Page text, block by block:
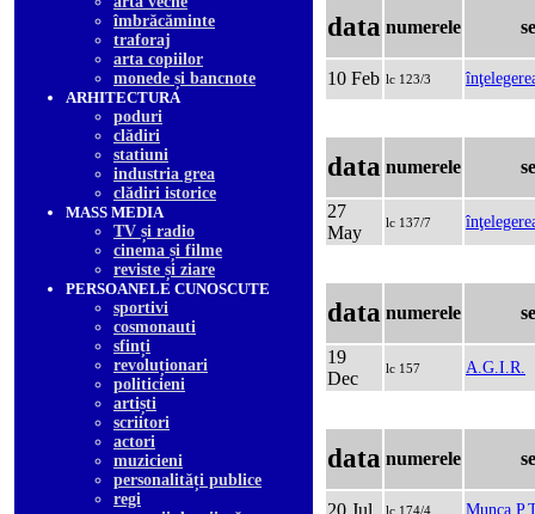
îmbrăcăminte
traforaj
arta copiilor
monede și bancnote
ARHITECTURA
poduri
clădiri
statiuni
industria grea
clădiri istorice
MASS MEDIA
TV și radio
cinema și filme
reviste și ziare
PERSOANELE CUNOSCUTE
sportivi
cosmonauti
sfinți
revoluționari
politicieni
artiști
scriitori
actori
muzicieni
personalități publice
regi
data numerele
10 Feb lc 123/3
data numerele
27
May
lc 137/7
data numerele
19
Dec
lc 157 A.G.I.R.
data numerele
20 Jul lc 174/4 Munca